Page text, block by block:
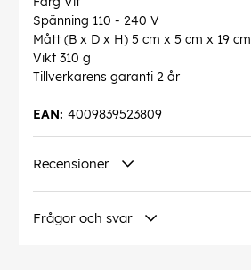
Spänning 110 - 240 V
Mått (B x D x H) 5 cm x 5 cm x 19 cm
Vikt 310 g
Tillverkarens garanti 2 år
4009839523809
EAN:
Recensioner
Frågor och svar